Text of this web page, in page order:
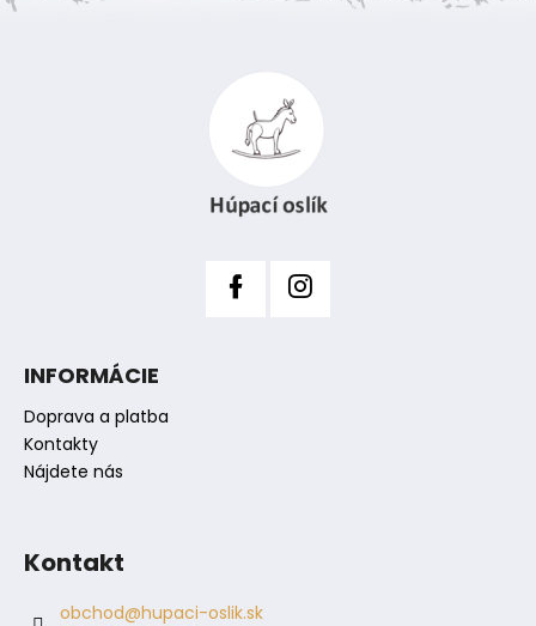
INFORMÁCIE
Doprava a platba
Kontakty
Nájdete nás
Kontakt
obchod@hupaci-oslik.sk